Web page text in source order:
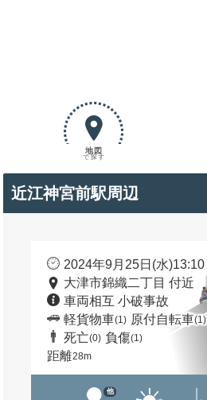
地図
で探す
近江神宮前駅周辺
2024年9月25日(水)13:10
大津市錦織二丁目 付近
車両相互 小破事故
軽貨物車(1) 原付自転車(1)
死亡(0) 負傷(1)
距離28m
他